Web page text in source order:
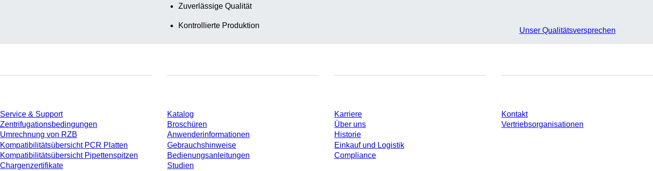
Zuverlässige Qualität
Kontrollierte Produktion
Unser Qualitätsversprechen
Service & Support
Zentrifugationsbedingungen
Umrechnung von RZB
Kompatibilitätsübersicht PCR Platten
Kompatibilitätsübersicht Pipettenspitzen
Chargenzertifikate
Katalog
Broschüren
Anwenderinformationen
Gebrauchshinweise
Bedienungsanleitungen
Studien
Karriere
Über uns
Historie
Einkauf und Logistik
Compliance
Kontakt
Vertriebsorganisationen